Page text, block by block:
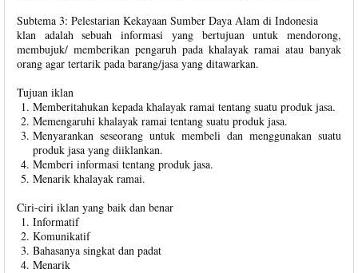
Subtema 3: Pelestarian Kekayaan Sumber Daya Alam di Indonesia
klan adalah sebuah informasi yang bertujuan untuk mendorong,
membujuk/ memberikan pengaruh pada khalayak ramai atau banyak
orang agar tertarik pada barang/jasa yang ditawarkan.
Tujuan iklan
Memberitahukan kepada khalayak ramai tentang suatu produk jasa.
Memengaruhi khalayak ramai tentang suatu produk jasa.
Menyarankan seseorang untuk membeli dan menggunakan suatu
produk jasa yang diiklankan.
Memberi informasi tentang produk jasa.
Menarik khalayak ramai.
Ciri-ciri iklan yang baik dan benar
Informatif
Komunikatif
Bahasanya singkat dan padat
Menarik